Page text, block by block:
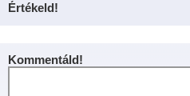
Értékeld!
Kommentáld!